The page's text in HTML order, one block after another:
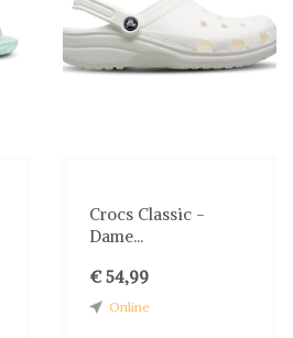
Crocs Classic -
Dame...
€ 54,99
Online